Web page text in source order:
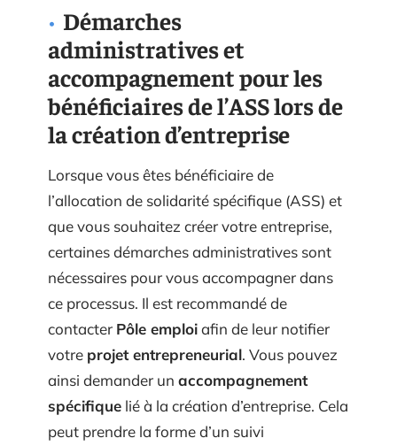
Démarches
administratives et
accompagnement pour les
bénéficiaires de l’ASS lors de
la création d’entreprise
Lorsque vous êtes bénéficiaire de
l’allocation de solidarité spécifique (ASS) et
que vous souhaitez créer votre entreprise,
certaines démarches administratives sont
nécessaires pour vous accompagner dans
ce processus. Il est recommandé de
contacter Pôle emploiafin de leur notifier
votre projet entrepreneurial. Vous pouvez
ainsi demander un accompagnement
spécifique lié à la création d’entreprise. Cela
peut prendre la forme d’un suivi